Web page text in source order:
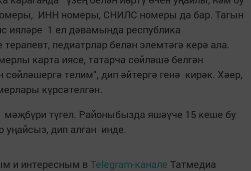
ИНН номеры, СНИЛС номеры да бар. Тагын
ияләре 1 ел дәвамында республика
педиатрлар белән элемтәгә керә ала.
карта иясе, татарча сөйләшә белгән
сөйләшергә телим", дип әйтергә генә кирәк. Хәер,
күрсәтелгән.
түгел. Районыбызда яшәүче 15 кеше бу
уңайсыз, дип алган инде.
и интересным в Telegram-канале Татмедиа